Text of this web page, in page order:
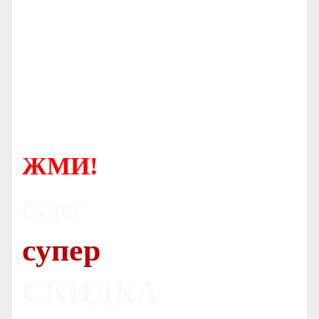
ЖМИ!
супер